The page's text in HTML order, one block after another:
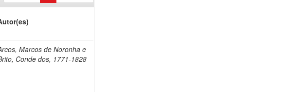
Marcos de Noronha e
Conde dos, 1771-1828